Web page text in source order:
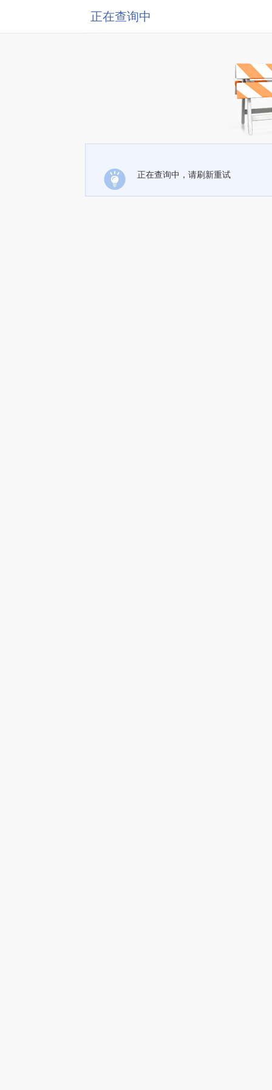
正在查询中
正在查询中，请刷新重试